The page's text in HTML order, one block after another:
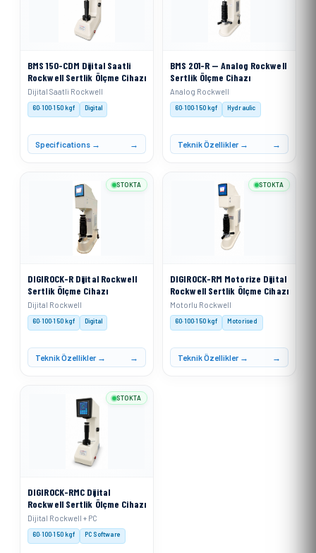
BMS 150-CDM Dijital Saatli
Rockwell Sertlik Ölçme Cihazı
Dijital Saatli Rockwell
60·100·150 kgf Digital
Specifications →
BMS 201-R — Analog Rockwell
Sertlik Ölçme Cihazı
Analog Rockwell
60·100·150 kgf Hydraulic
Teknik Özellikler →
DIGIROCK-R Dijital Rockwell
Sertlik Ölçme Cihazı
Dijital Rockwell
60·100·150 kgf Digital
Teknik Özellikler →
STOKTA
DIGIROCK-RM Motorize Dijital
Rockwell Sertlik Ölçme Cihazı
Motorlu Rockwell
60·100·150 kgf Motorised
Teknik Özellikler →
STOKTA
DIGIROCK-RMC Dijital
Rockwell Sertlik Ölçme Cihazı
Dijital Rockwell + PC
60·100·150 kgf PC Software
STOKTA